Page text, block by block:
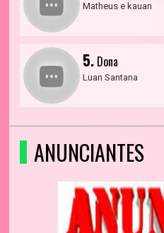
Matheus e kauan
5. Dona
Luan Santana
ANUNCIANTES